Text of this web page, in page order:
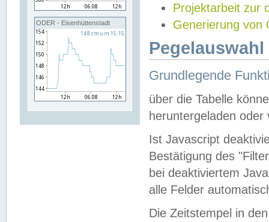
ODER - Eisenhüttenstadt
Projektarbeit zur
Generierung von
Grundlegende
über die Tabelle
heruntergeladen oder
Ist Javascript
Bestätigung des
bei deaktiviertem
alle Felder
Die Zeitstempel in